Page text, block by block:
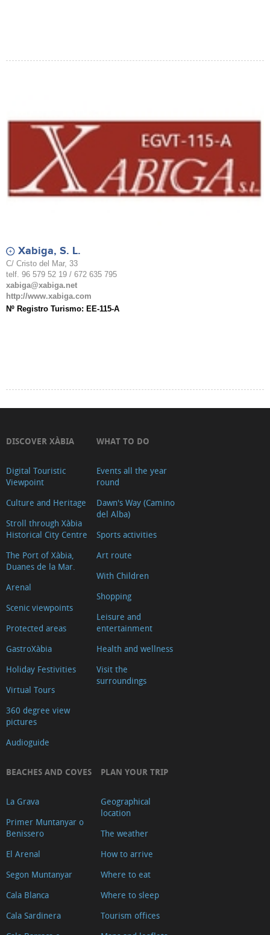
Xabiga, S. L.
C/ Cristo del Mar, 33
telf. 96 579 52 19 / 672 635 795
xabiga@xabiga.net
http://www.xabiga.com
Nº Registro Turismo: EE-115-A
DISCOVER XÀBIA
Digital Touristic
Viewpoint
Culture and Heritage
Stroll through Xàbia
Historical City Centre
The Port of Xàbia,
Duanes de la Mar.
Arenal
Scenic viewpoints
Protected areas
GastroXàbia
Holiday Festivities
Virtual Tours
360 degree view
pictures
Audioguide
WHAT TO DO
Events all the year
round
Dawn's Way (Camino
del Alba)
Sports activities
Art route
With Children
Shopping
Leisure and
entertainment
Health and wellness
Visit the
surroundings
BEACHES AND COVES
La Grava
Primer Muntanyar o
Benissero
El Arenal
Segon Muntanyar
Cala Blanca
Cala Sardinera
PLAN YOUR TRIP
Geographical
location
The weather
How to arrive
Where to eat
Where to sleep
Tourism offices